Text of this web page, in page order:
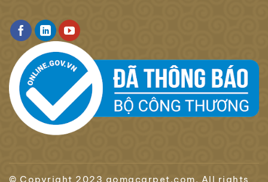
© Copyright 2023 gomacarpet.com. All rights